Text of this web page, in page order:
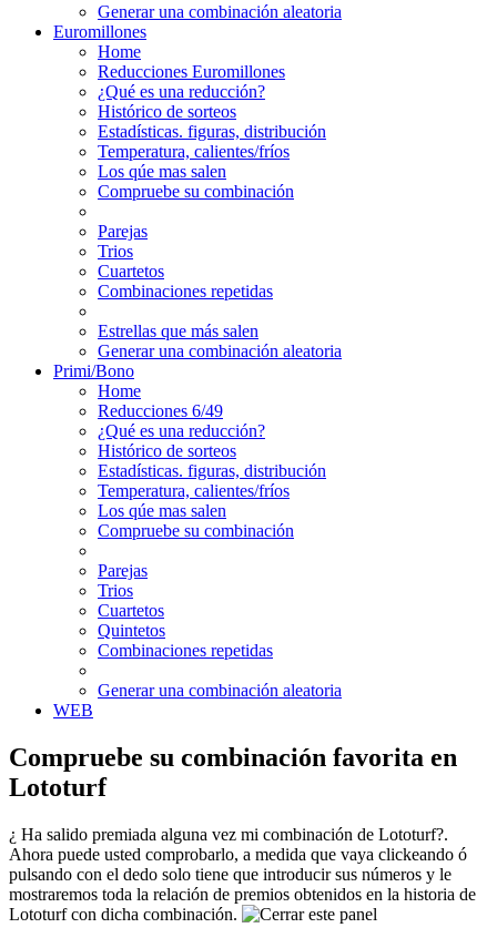
Generar una combinación aleatoria
Euromillones
Home
Reducciones Euromillones
¿Qué es una reducción?
Histórico de sorteos
Estadísticas. figuras, distribución
Temperatura, calientes/fríos
Los qúe mas salen
Compruebe su combinación
Parejas
Trios
Cuartetos
Combinaciones repetidas
Estrellas que más salen
Generar una combinación aleatoria
Primi/Bono
Home
Reducciones 6/49
¿Qué es una reducción?
Histórico de sorteos
Estadísticas. figuras, distribución
Temperatura, calientes/fríos
Los qúe mas salen
Compruebe su combinación
Parejas
Trios
Cuartetos
Quintetos
Combinaciones repetidas
Generar una combinación aleatoria
WEB
Compruebe su combinación favorita en
Lototurf
¿ Ha salido premiada alguna vez mi combinación de Lototurf?.
Ahora puede usted comprobarlo, a medida que vaya clickeando ó
pulsando con el dedo solo tiene que introducir sus números y le
mostraremos toda la relación de premios obtenidos en la historia de
Lototurf con dicha combinación.